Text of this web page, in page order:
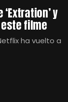
y
filme
ha vuelto a